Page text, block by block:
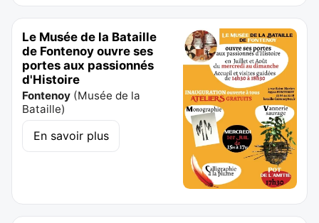
Le Musée de la Bataille
de Fontenoy ouvre ses
portes aux passionnés
d'Histoire
Fontenoy (Musée de la
Bataille)
En savoir plus